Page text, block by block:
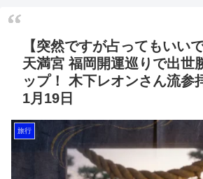
【突然ですが占ってもいい
天満宮 福岡開運巡りで出世
ップ！ 木下レオンさん流参
1月19日
旅行